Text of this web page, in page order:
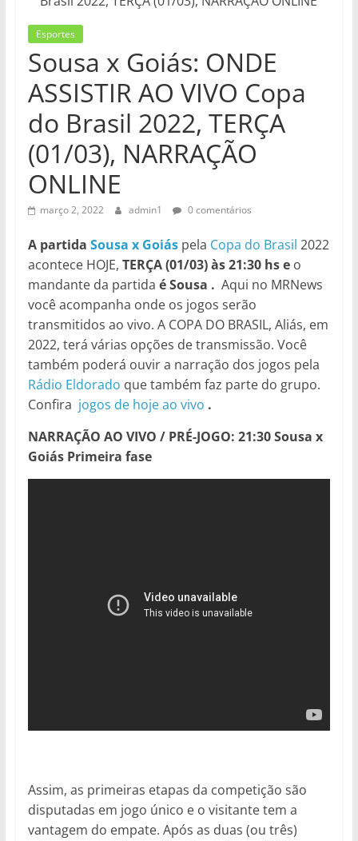
Esportes
Sousa x Goiás: ONDE
ASSISTIR AO VIVO Copa
do Brasil 2022, TERÇA
(01/03), NARRAÇÃO
ONLINE
março 2, 2022 admin1 0 comentários
A partida Sousa x Goiás pela Copa do Brasil 2022
acontece HOJE, TERÇA (01/03) às 21:30 hs e o
mandante da partida é Sousa . Aqui no MRNews
você acompanha onde os jogos serão
transmitidos ao vivo. A COPA DO BRASIL, Aliás, em
2022, terá várias opções de transmissão. Você
também poderá ouvir a narração dos jogos pela
Rádio Eldorado que também faz parte do grupo.
Confira jogos de hoje ao vivo .
NARRAÇÃO AO VIVO / PRÉ-JOGO: 21:30 Sousa x
Goiás Primeira fase
Assim, as primeiras etapas da competição são
disputadas em jogo único e o visitante tem a
vantagem do empate. Após as duas (ou três)